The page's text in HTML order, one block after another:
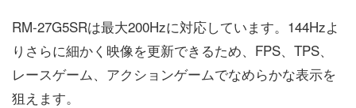
RM-27G5SRは最大200Hzに対応しています。144Hzよ
りさらに細かく映像を更新できるため、FPS、TPS、
レースゲーム、アクションゲームでなめらかな表示を
狙えます。